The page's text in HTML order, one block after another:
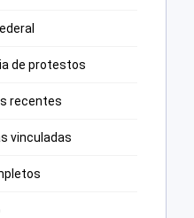
de protestos
recentes
vinculadas